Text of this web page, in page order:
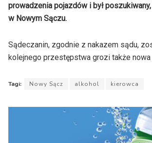
prowadzenia pojazdów i był
w Nowym Sączu.
Sądeczanin, zgodnie z nakazem sądu,
kolejnego przestępstwa grozi także
Tagi: Nowy Sącz alkohol kierowca